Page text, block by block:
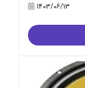
1403/06/13